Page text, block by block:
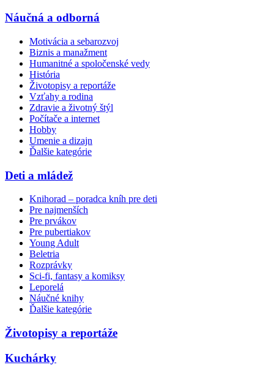
Náučná a odborná
Motivácia a sebarozvoj
Biznis a manažment
Humanitné a spoločenské vedy
História
Životopisy a reportáže
Vzťahy a rodina
Zdravie a životný štýl
Počítače a internet
Hobby
Umenie a dizajn
Ďalšie kategórie
Deti a mládež
Knihorad – poradca kníh pre deti
Pre najmenších
Pre prvákov
Pre pubertiakov
Young Adult
Beletria
Rozprávky
Sci-fi, fantasy a komiksy
Leporelá
Náučné knihy
Ďalšie kategórie
Životopisy a reportáže
Kuchárky